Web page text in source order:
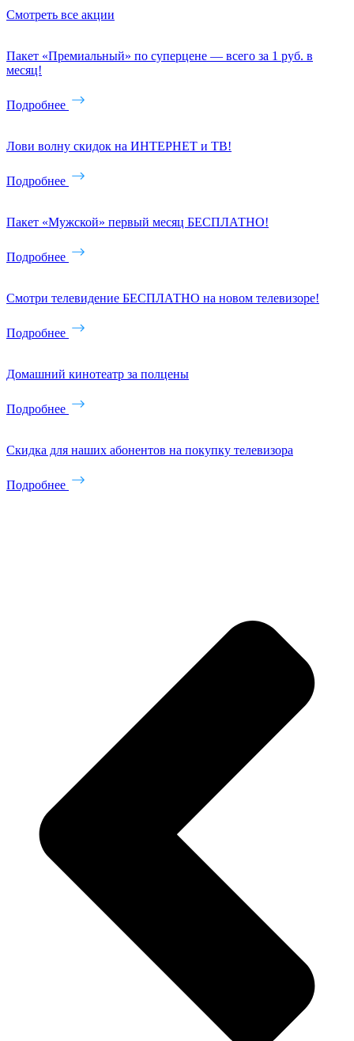
Смотреть все акции
Пакет «Премиальный» по суперцене — всего за 1 руб. в
месяц!
Подробнее
Лови волну скидок на ИНТЕРНЕТ и ТВ!
Подробнее
Пакет «Мужской» первый месяц БЕСПЛАТНО!
Подробнее
Смотри телевидение БЕСПЛАТНО на новом телевизоре!
Подробнее
Домашний кинотеатр за полцены
Подробнее
Скидка для наших абонентов на покупку телевизора
Подробнее